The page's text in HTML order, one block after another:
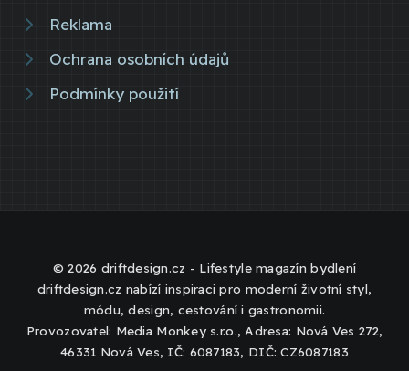
Reklama
Ochrana osobních údajů
Podmínky použití
© 2026 driftdesign.cz - Lifestyle magazín bydlení
driftdesign.cz nabízí inspiraci pro moderní životní styl,
módu, design, cestování i gastronomii.
Provozovatel: Media Monkey s.r.o., Adresa: Nová Ves 272,
46331 Nová Ves, IČ: 6087183, DIČ: CZ6087183